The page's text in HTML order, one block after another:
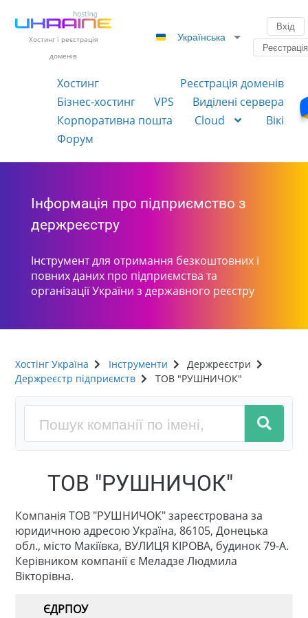
Хостинг і реєстрація
доменів
Українська
Вхід
Реєстрація
Хостинг
Реєстрація доменів
Бізнес-хостинг
VPS
Виділені сервера
Корпоративна пошта
Cloud
Вікі
Форум
Інформація про підприємство з
держреєстру
Інструмент для отримання безкоштовних і
повних даних про підприємства та
організації України з державного реєстру
Хостінг Україна Інструменти
Держреєстри
Держреєстр підприємств
ТОВ "РУШНИЧОК"
ТОВ "РУШНИЧОК"
Компанія ТОВ "РУШНИЧОК" зареєстрована за
юридичною адресою Україна, 86105, Донецька
обл., місто Макіївка, ВУЛИЦЯ КІРОВА, будинок 79-А.
Керівником компанії є Меладзе Людмила
Вікторівна.
ЄДРПОУ